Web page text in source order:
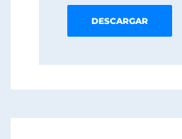
DESCARGAR